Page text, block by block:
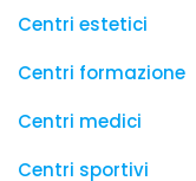
Centri estetici
Centri formazione
Centri medici
Centri sportivi